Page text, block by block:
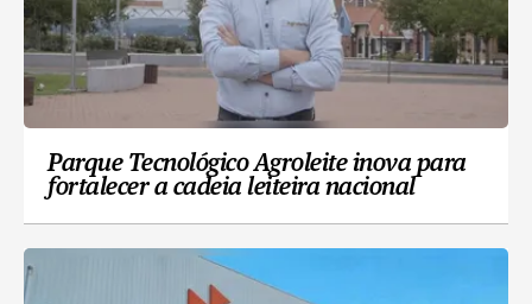
Parque Tecnológico Agroleite inova para
fortalecer a cadeia leiteira nacional